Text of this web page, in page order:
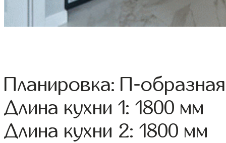
Планировка: П-образная
Длина кухни 1: 1800 мм
Длина кухни 2: 1800 мм